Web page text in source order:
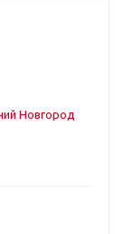
Новгород